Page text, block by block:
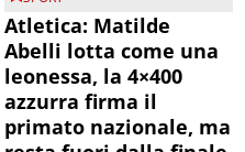
Atletica: Matilde
Abelli lotta come una
leonessa, la 4×400
azzurra firma il
primato nazionale, ma